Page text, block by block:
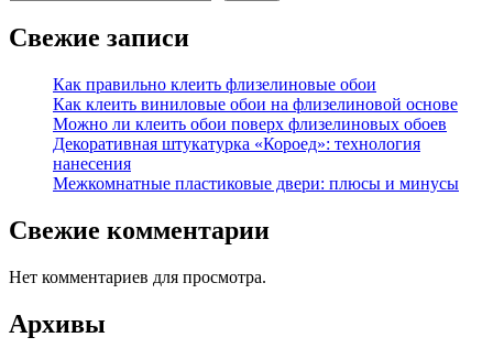
Свежие записи
Как правильно клеить флизелиновые обои
Как клеить виниловые обои на флизелиновой основе
Можно ли клеить обои поверх флизелиновых обоев
Декоративная штукатурка «Короед»: технология
нанесения
Межкомнатные пластиковые двери: плюсы и минусы
Свежие комментарии
Нет комментариев для просмотра.
Архивы